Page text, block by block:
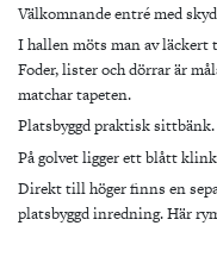
Välkomnande entré med
I hallen möts man av läckert
Foder, lister och dörrar är
matchar tapeten.
Platsbyggd praktisk sittbänk.
På golvet ligger ett blått
Direkt till höger finns en
platsbyggd inredning. Här